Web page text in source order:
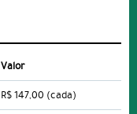
Valor
R$ 147,00 (cada)